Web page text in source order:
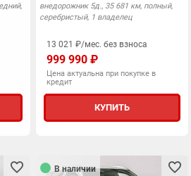
внедорожник 5д., 35 681 км, полный,
серебристый, 1 владелец
13 021 ₽/мес. без взноса
999 990 ₽
Цена актуальна при покупке в
кредит
КУПИТЬ
В наличии